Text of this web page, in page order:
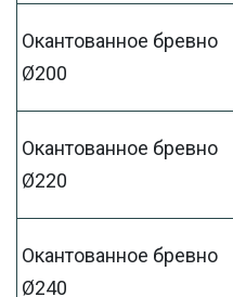
Окантованное бревно
Ø200
Окантованное бревно
Ø220
Окантованное бревно
Ø240